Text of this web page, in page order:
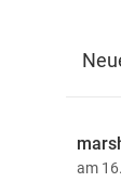
am